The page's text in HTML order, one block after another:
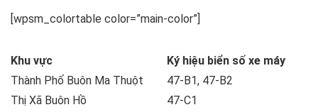
[wpsm_colortable color=”main-color”]
Khu vực
Ký hiệu biển số xe máy
Thành Phố Buôn Ma Thuột
47-B1, 47-B2
Thị Xã Buôn Hồ
47-C1